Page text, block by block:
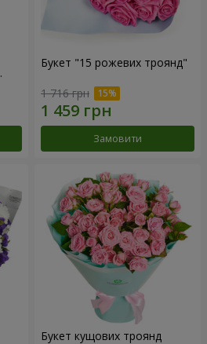
Букет "15 рожевих троянд"
1 716 грн
Замовити
Букет кущових троянд